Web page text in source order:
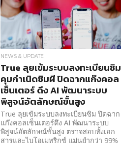
NEWS & UPDATE
True ลุยเข้มระบบลงทะเบียนซิม
คุมกำเนิดซิมผี ปิดฉากแก๊งคอล
เซ็นเตอร์ ดึง AI พัฒนาระบบ
พิสูจน์อัตลักษณ์ขั้นสูง
True ลุยเข้มระบบลงทะเบียนซิม ปิดฉาก
แก๊งคอลเซ็นเตอร์ดึง AI พัฒนาระบบ
พิสูจน์อัตลักษณ์ขั้นสูง ตรวจสอบทั้งเอก
สารและไบโอเมทริกซ์ แม่นยำกว่า 99%